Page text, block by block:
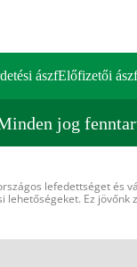
ászfElőfizetői ászf
jog
lefedettséget és
Ez jövőnk